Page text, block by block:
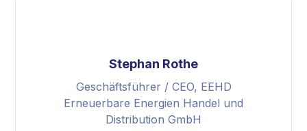
Stephan Rothe
Geschäftsführer / CEO, EEHD
Erneuerbare Energien Handel und
Distribution GmbH